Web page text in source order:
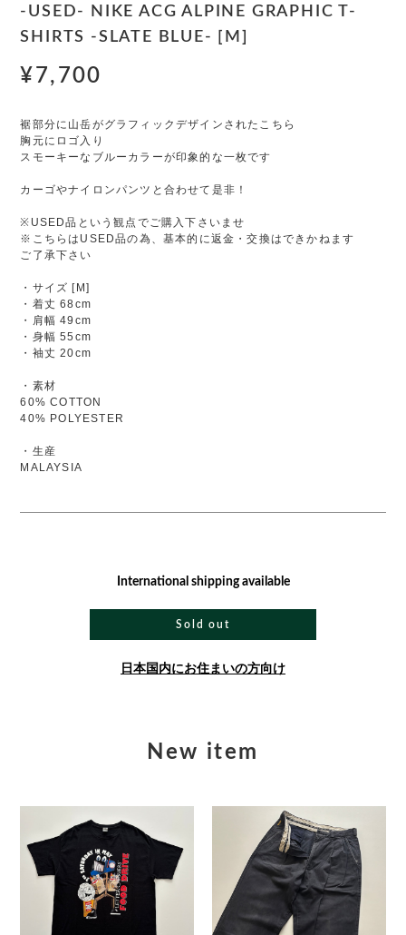
-USED- NIKE ACG ALPINE GRAPHIC T-
SHIRTS -SLATE BLUE- [M]
¥7,700
裾部分に山岳がグラフィックデザインされたこちら
胸元にロゴ入り
スモーキーなブルーカラーが印象的な一枚です
カーゴやナイロンパンツと合わせて是非！
※USED品という観点でご購入下さいませ
※こちらはUSED品の為、基本的に返金・交換はできかねます
ご了承下さい
・サイズ [M]
・着丈 68cm
・肩幅 49cm
・身幅 55cm
・袖丈 20cm
・素材
60% COTTON
40% POLYESTER
・生産
MALAYSIA
International shipping available
Sold out
日本国内にお住まいの方向け
New item